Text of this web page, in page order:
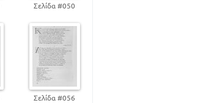
112
136
164
Σελίδα #050
Σελίδα #056